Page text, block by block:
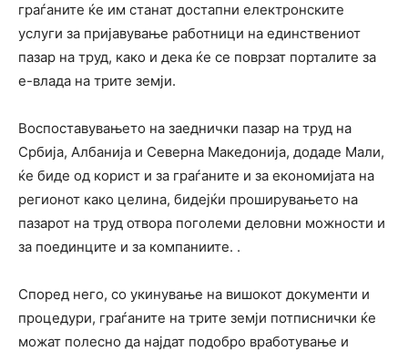
граѓаните ќе им станат достапни електронските
услуги за пријавување работници на единствениот
пазар на труд, како и дека ќе се поврзат порталите за
е-влада на трите земји.
Воспоставувањето на заеднички пазар на труд на
Србија, Албанија и Северна Македонија, додаде Мали,
ќе биде од корист и за граѓаните и за економијата на
регионот како целина, бидејќи проширувањето на
пазарот на труд отвора поголеми деловни можности и
за поединците и за компаниите. .
Според него, со укинување на вишокот документи и
процедури, граѓаните на трите земји потписнички ќе
можат полесно да најдат подобро вработување и